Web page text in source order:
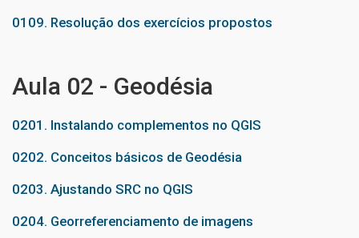
0109. Resolução dos exercícios propostos
Aula 02 - Geodésia
0201. Instalando complementos no QGIS
0202. Conceitos básicos de Geodésia
0203. Ajustando SRC no QGIS
0204. Georreferenciamento de imagens